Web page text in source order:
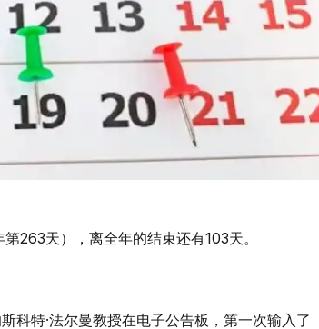
263天），离全年的结束还有103天。
科特·法尔曼教授在电子公告板，第一次输入了